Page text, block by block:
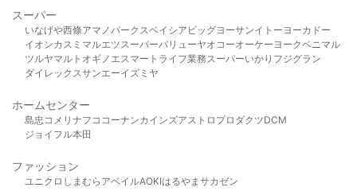
スーパー
いなげや西條アマノパークスベイシア ビッグヨーサンイトーヨーカドー
イオンカスミ マルエツスーパーバリューヤオコーオーケー ヨークベニマル
ツルヤマルト オギノ エスマート ライフ業務スーパーいかり フジグラン
ダイレックスサンエーイズミヤ
ホームセンター
島忠 コメリ ナフコ コーナンカインズアストロプロダクツDCM
ジョイフル本田
ファッション
ユニクロ しまむら アベイルAOKIはるやま サカゼン